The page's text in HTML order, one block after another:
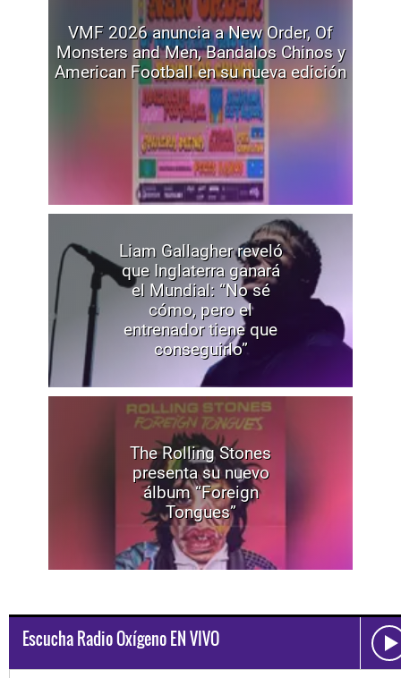
VMF 2026 anuncia a New Order, Of
Monsters and Men, Bandalos Chinos y
American Football en su nueva edición
Liam Gallagher reveló
que Inglaterra ganará
el Mundial: “No sé
cómo, pero el
entrenador tiene que
conseguirlo”
The Rolling Stones
presenta su nuevo
álbum “Foreign
Tongues”
Escucha Radio Oxígeno EN VIVO